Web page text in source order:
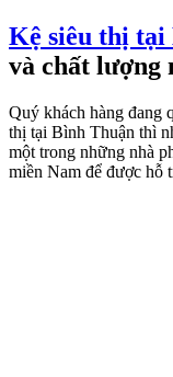
Kệ siêu thị tại
và chất lượng
Quý khách hàng đang
thị tại Bình Thuận thì
một trong những nhà
miền Nam để được hỗ